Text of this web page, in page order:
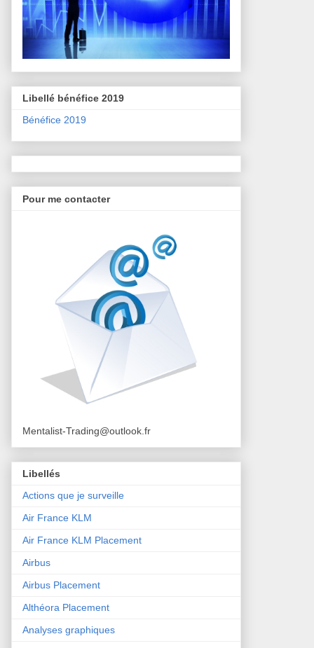
Libellé bénéfice 2019
Bénéfice 2019
Pour me contacter
Mentalist-Trading@outlook.fr
Libellés
Actions que je surveille
Air France KLM
Air France KLM Placement
Airbus
Airbus Placement
Althéora Placement
Analyses graphiques